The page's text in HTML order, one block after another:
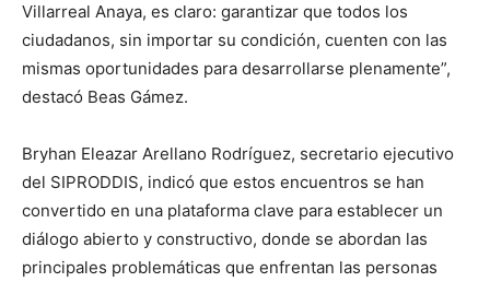
Villarreal Anaya, es claro: garantizar que todos los
ciudadanos, sin importar su condición, cuenten con las
mismas oportunidades para desarrollarse plenamente”,
destacó Beas Gámez.
Bryhan Eleazar Arellano Rodríguez, secretario ejecutivo
del SIPRODDIS, indicó que estos encuentros se han
convertido en una plataforma clave para establecer un
diálogo abierto y constructivo, donde se abordan las
principales problemáticas que enfrentan las personas